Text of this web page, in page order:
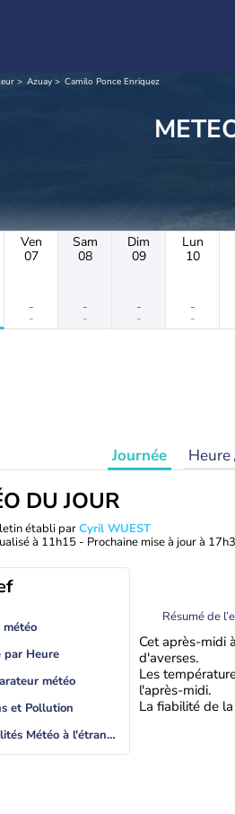
Azuay Camilo Ponce Enriquez
Ven
07
-
-
Sam
08
-
-
Dim
09
-
-
Lun
10
-
-
Journée Heure
DU JOUR
établi parCyril WUEST
à 11h15 - Prochaine mise à jour à
météo
par Heure
météo
et Pollution
Actualités Météo à l'étranger
Résumé de
Cet après-midi
d'averses.
Les
l'après-midi.
La fiabilité de